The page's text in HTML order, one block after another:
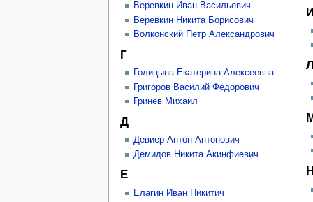
Веревкин Иван Васильевич
Веревкин Никита Борисович
Волконский Петр Александрович
Г
Голицына Екатерина Алексеевна
Григоров Василий Федорович
Гринев Михаил
Д
Девиер Антон Антонович
Демидов Никита Акинфиевич
Е
Елагин Иван Никитич